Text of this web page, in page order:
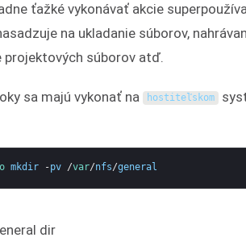
ťažké vykonávať akcie
na ukladanie súborov,
projektových súborov atď.
sa majú vykonať na hostiteľskom
mkdir -pv /var/nfs/general